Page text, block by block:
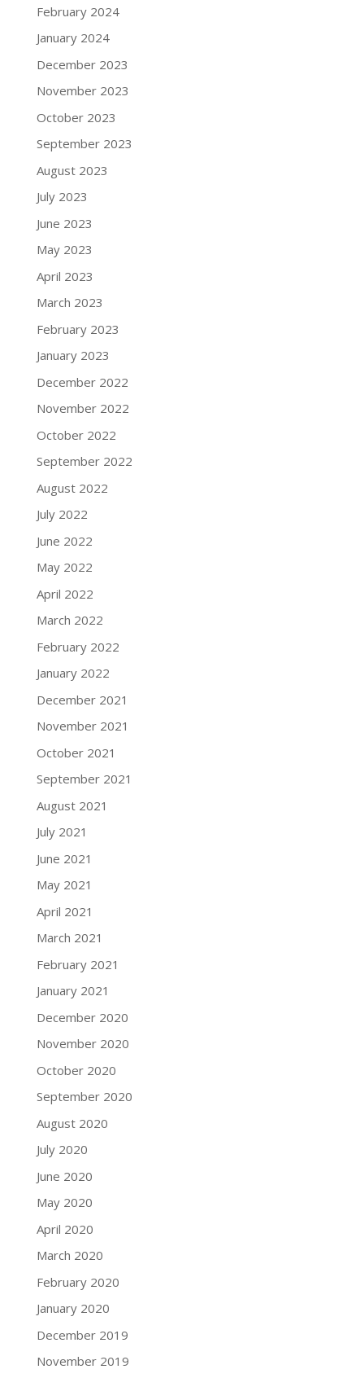
February 2024
January 2024
December 2023
November 2023
October 2023
September 2023
August 2023
July 2023
June 2023
May 2023
April 2023
March 2023
February 2023
January 2023
December 2022
November 2022
October 2022
September 2022
August 2022
July 2022
June 2022
May 2022
April 2022
March 2022
February 2022
January 2022
December 2021
November 2021
October 2021
September 2021
August 2021
July 2021
June 2021
May 2021
April 2021
March 2021
February 2021
January 2021
December 2020
November 2020
October 2020
September 2020
August 2020
July 2020
June 2020
May 2020
April 2020
March 2020
February 2020
January 2020
December 2019
November 2019